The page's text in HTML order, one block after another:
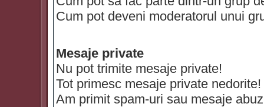
Cum pot deveni moderatorul unui
Mesaje private
Nu pot trimite mesaje private!
Tot primesc mesaje private nedorite!
Am primit spam-uri sau mesaje